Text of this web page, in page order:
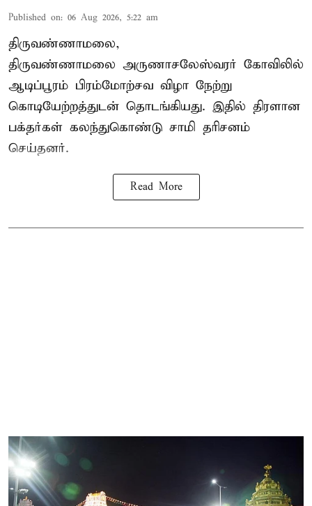
Published on: 06 Aug 2026, 5:22 am
திருவண்ணாமலை,
திருவண்ணாமலை அருணாசலேஸ்வரர் கோவிலில்
ஆடிப்பூரம் பிரம்மோற்சவ விழா நேற்று
கொடியேற்றத்துடன் தொடங்கியது. இதில் திரளான
பக்தர்கள் கலந்துகொண்டு சாமி தரிசனம்
செய்தனர்.
Read More